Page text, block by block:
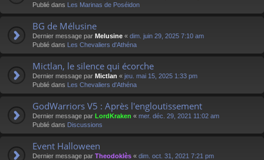
Publié dans Les Marinas de Poséidon
BG de Mélusine
Dernier message par Melusine « dim. juin 29, 2025 7:10 am
Publié dans Les Chevaliers d'Athéna
Mictlan, le silence qui écorche
Dernier message par Mictlan « jeu. mai 15, 2025 1:33 pm
Publié dans Les Chevaliers d'Athéna
GodWarriors V5 : Après l'engloutissement
Dernier message par LordKraken « mer. déc. 29, 2021 11:02 am
Publié dans Discussions
Event Halloween
Dernier message par Theodoklès « dim. oct. 31, 2021 7:21 pm